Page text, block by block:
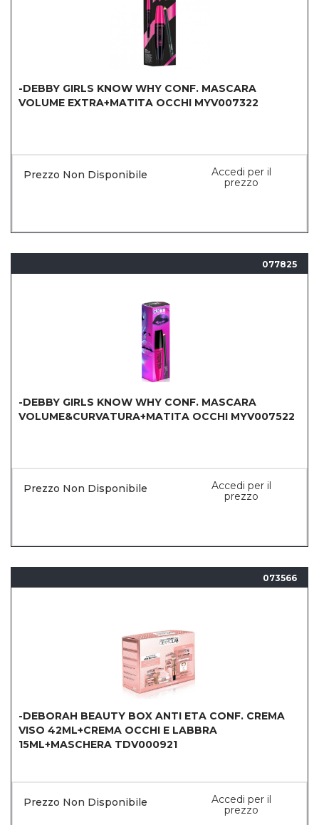
-DEBBY GIRLS KNOW WHY CONF. MASCARA
VOLUME EXTRA+MATITA OCCHI MYV007322
Prezzo Non Disponibile
Accedi per il
prezzo
077825
-DEBBY GIRLS KNOW WHY CONF. MASCARA
VOLUME&CURVATURA+MATITA OCCHI MYV007522
Prezzo Non Disponibile
Accedi per il
prezzo
073566
-DEBORAH BEAUTY BOX ANTI ETA CONF. CREMA
VISO 42ML+CREMA OCCHI E LABBRA
15ML+MASCHERA TDV000921
Prezzo Non Disponibile
Accedi per il
prezzo